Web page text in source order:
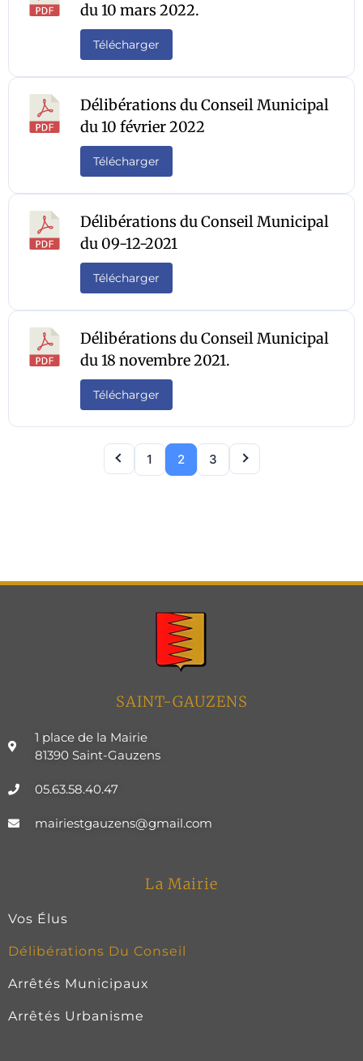
du 10 mars 2022.
Télécharger
Délibérations du Conseil Municipal
du 10 février 2022
Télécharger
Délibérations du Conseil Municipal
du 09-12-2021
Télécharger
Délibérations du Conseil Municipal
du 18 novembre 2021.
Télécharger
1 2 3
SAINT-GAUZENS
1 place de la Mairie
81390 Saint-Gauzens
05.63.58.40.47
mairiestgauzens@gmail.com
La Mairie
Vos Élus
Délibérations Du Conseil
Arrêtés Municipaux
Arrêtés Urbanisme